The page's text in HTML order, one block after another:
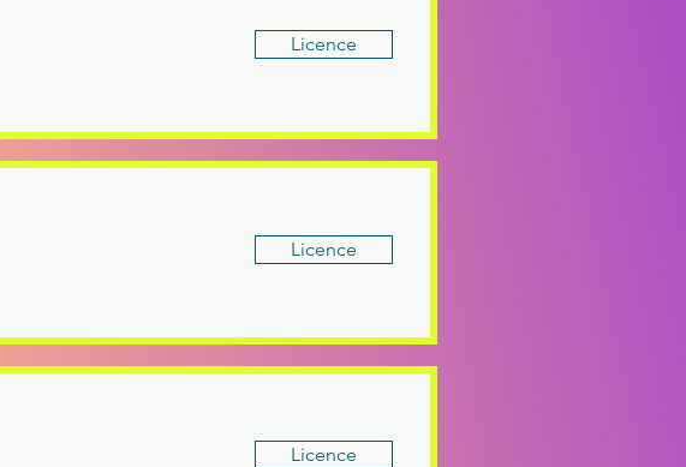
Licence
Licence
Licence